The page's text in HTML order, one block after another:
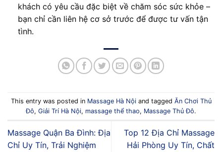
khách có yêu cầu đặc biệt về chăm sóc sức khỏe –
bạn chỉ cần liên hệ cơ sở trước để được tư vấn tận
tình.
This entry was posted in Massage Hà Nộiand tagged Ăn Chơi Thủ
Đô, Giải Trí Hà Nội, massage thể thao, Massage Thủ Đô.
Massage Quận Ba Đình: Địa
Chỉ Uy Tín, Trải Nghiệm
Top 12 Địa Chỉ Massage
Hải Phòng Uy Tín, Chất